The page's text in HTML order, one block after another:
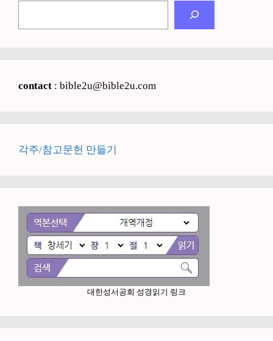
contact : bible2u@bible2u.com
각주/참고문헌 만들기
대한성서공회 성경읽기 링크